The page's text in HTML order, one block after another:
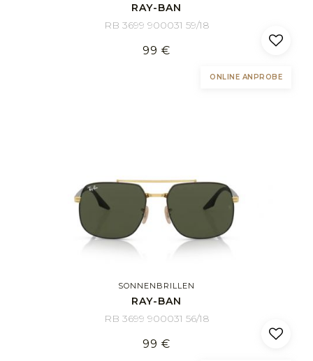
RAY-BAN
RB 3699 900031 59/18
99 €
ONLINE ANPROBE
SONNENBRILLEN
RAY-BAN
RB 3699 900031 56/18
99 €